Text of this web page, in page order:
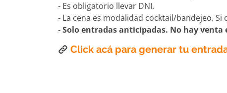
- Es obligatorio llevar DNI.
- La cena es modalidad cocktail/bandejeo.
-Solo entradas anticipadas. No hay venta
Click acá para generar tu